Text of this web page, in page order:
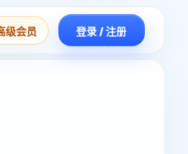
级会员 登录 / 注册